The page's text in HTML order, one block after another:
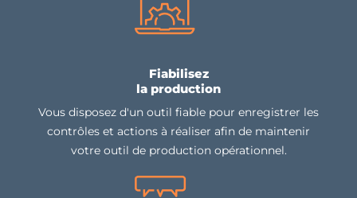
Fiabilisez
la production
Vous disposez d'un outil fiable pour enregistrer les
contrôles et actions à réaliser afin de maintenir
votre outil de production opérationnel.